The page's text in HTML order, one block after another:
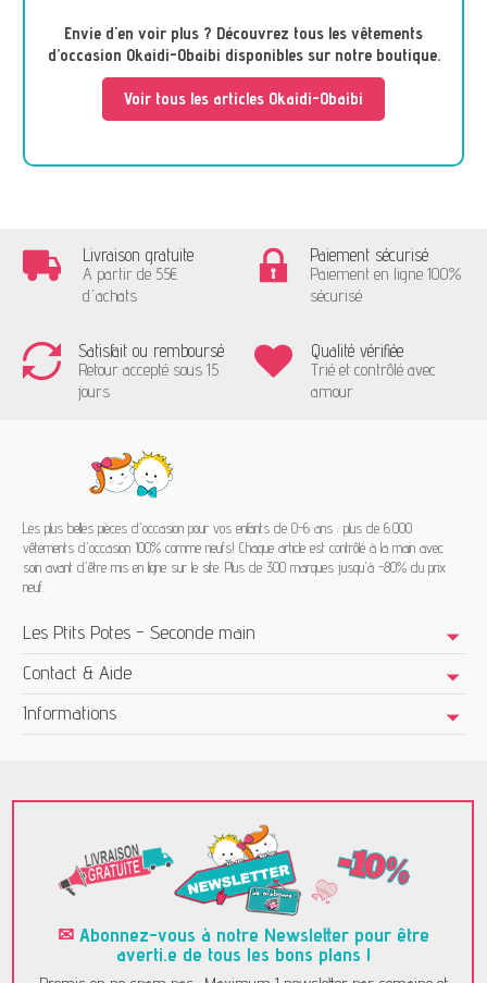
Envie d'en voir plus ? Découvrez tous les vêtements
d’occasion Okaidi-Obaibi disponibles sur notre boutique.
Voir tous les articles Okaidi-Obaibi
Livraison gratuite
A partir de 55€
d'achats
Paiement sécurisé
Paiement en ligne 100%
sécurisé
Satisfait ou remboursé
Retour accepté sous 15
jours
Qualité vérifiée
Trié et contrôlé avec
amour
Les plus belles pièces d'occasion pour vos enfants de 0-6 ans : plus de 6.000
vêtements d'occasion 100% comme neufs! Chaque article est contrôlé à la main avec
soin avant d'être mis en ligne sur le site. Plus de 300 marques jusqu'à -80% du prix
neuf.
Les Ptits Potes - Seconde main
Contact & Aide
Informations
✉ Abonnez-vous à notre Newsletter pour être
averti.e de tous les bons plans !